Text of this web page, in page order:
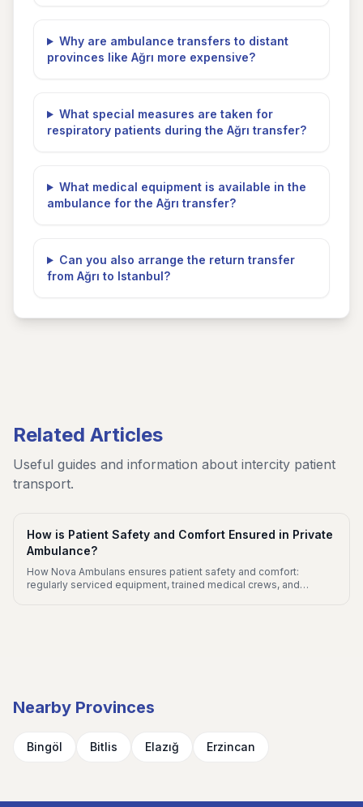
Why are ambulance transfers to distant
provinces like Ağrı more expensive?
What special measures are taken for
respiratory patients during the Ağrı transfer?
What medical equipment is available in the
ambulance for the Ağrı transfer?
Can you also arrange the return transfer
from Ağrı to Istanbul?
Related Articles
Useful guides and information about intercity patient
transport.
How is Patient Safety and Comfort Ensured in Private
Ambulance?
How Nova Ambulans ensures patient safety and comfort:
regularly serviced equipment, trained medical crews, and
Nearby Provinces
Bingöl Bitlis Elazığ Erzincan